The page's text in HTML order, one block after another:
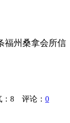
福州桑拿会所信
8 评论： 0